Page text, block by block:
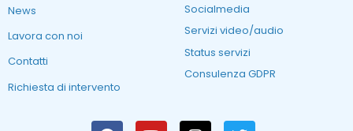
News
Lavora con noi
Contatti
Richiesta di intervento
Socialmedia
Servizi video/audio
Status servizi
Consulenza GDPR